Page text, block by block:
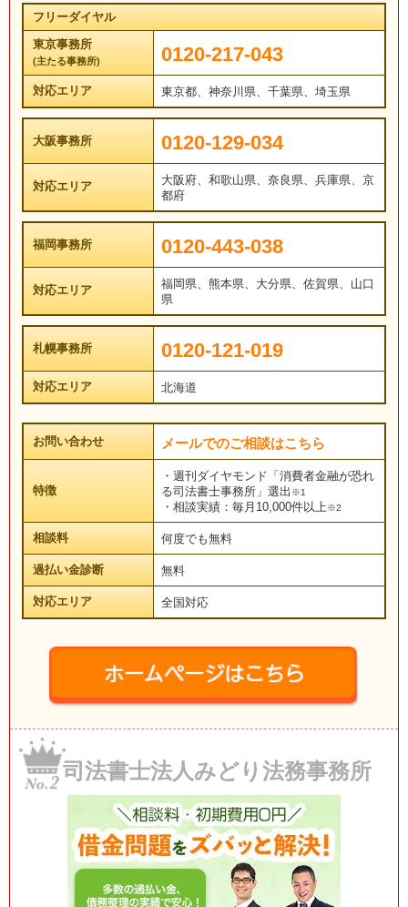
フリーダイヤル
東京事務所
(主たる事務所) 0120-217-043
対応エリア 東京都、神奈川県、千葉県、埼玉県
大阪事務所 0120-129-034
対応エリア
大阪府、和歌山県、奈良県、兵庫県、京
都府
福岡事務所 0120-443-038
対応エリア
福岡県、熊本県、大分県、佐賀県、山口
県
札幌事務所 0120-121-019
対応エリア 北海道
お問い合わせ メールでのご相談はこちら
特徴
・週刊ダイヤモンド「消費者金融が恐れ
る司法書士事務所」選出 ※1
・相談実績：毎月10,000件以上※2
相談料 何度でも無料
過払い金診断 無料
対応エリア 全国対応
司法書士法人みどり法務事務所